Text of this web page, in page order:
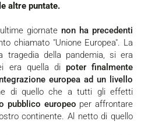
altre puntate.
giornate non ha precedenti
chiamato "Unione Europea". La
tragedia della pandemia, si era
era quella di poter finalmente
europea ad un livello
di quello che a tutti gli effetti
pubblico europeo per affrontare
continente. Al netto di quello